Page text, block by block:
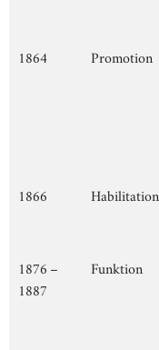
1864 Promotion
1866 Habilitation
1876 –
1887
Funktion